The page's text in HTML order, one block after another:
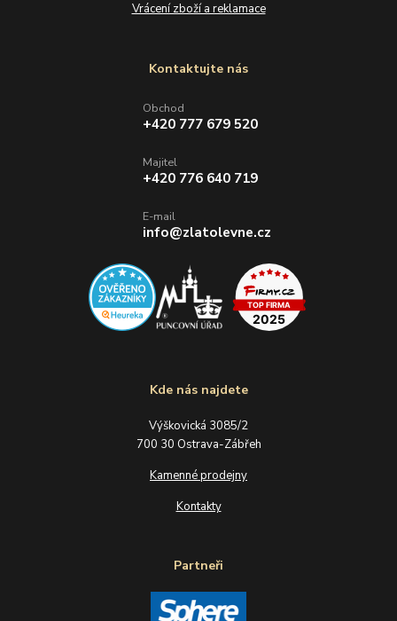
Vrácení zboží a reklamace
Kde nás najdete
Výškovická 3085/2
700 30 Ostrava-Zábřeh
Kamenné prodejny
Kontakty
Partneři
Kontaktujte nás
Obchod
+420 777 679 520
Majitel
+420 776 640 719
E-mail
info@zlatolevne.cz